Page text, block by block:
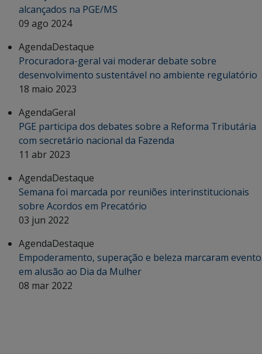
alcançados na PGE/MS
09 ago 2024
AgendaDestaque
Procuradora-geral vai moderar debate sobre
desenvolvimento sustentável no ambiente regulatório
18 maio 2023
AgendaGeral
PGE participa dos debates sobre a Reforma Tributária
com secretário nacional da Fazenda
11 abr 2023
AgendaDestaque
Semana foi marcada por reuniões interinstitucionais
sobre Acordos em Precatório
03 jun 2022
AgendaDestaque
Empoderamento, superação e beleza marcaram evento
em alusão ao Dia da Mulher
08 mar 2022